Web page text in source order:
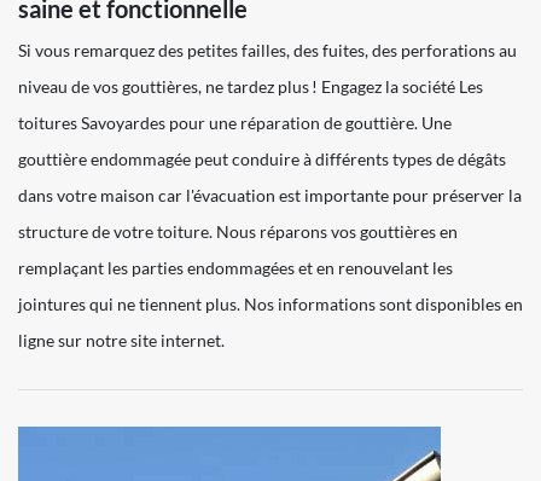
saine et fonctionnelle
Si vous remarquez des petites failles, des fuites, des perforations au
niveau de vos gouttières, ne tardez plus ! Engagez la société Les
toitures Savoyardes pour une réparation de gouttière. Une
gouttière endommagée peut conduire à différents types de dégâts
dans votre maison car l'évacuation est importante pour préserver la
structure de votre toiture. Nous réparons vos gouttières en
remplaçant les parties endommagées et en renouvelant les
jointures qui ne tiennent plus. Nos informations sont disponibles en
ligne sur notre site internet.